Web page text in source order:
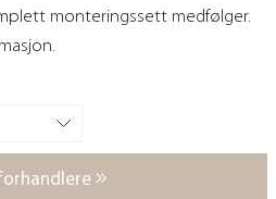
monteringssett medfølger.